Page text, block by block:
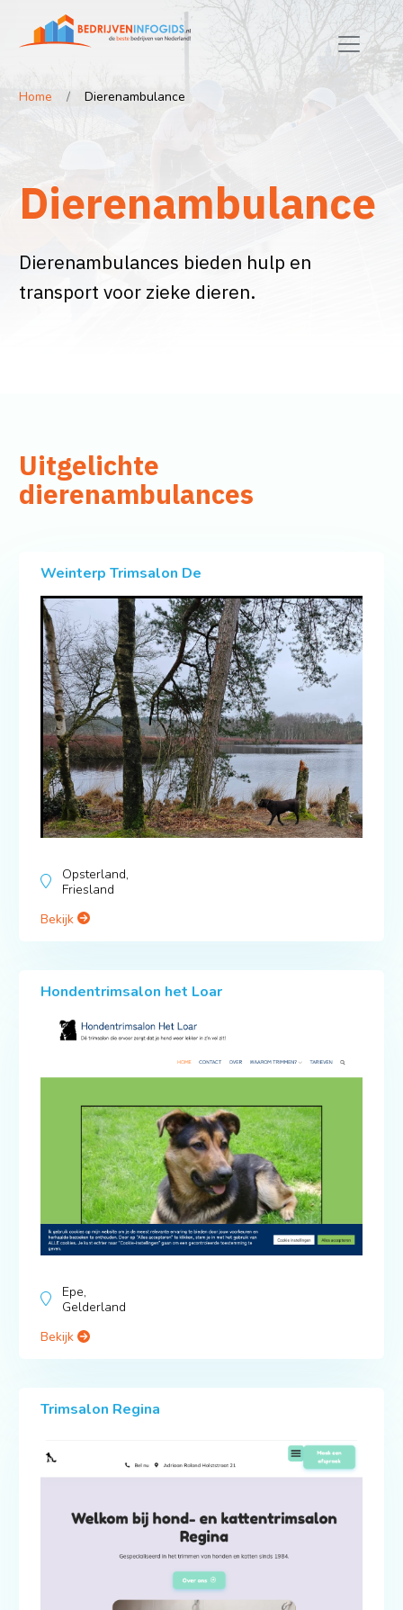
Home Dierenambulance
Dierenambulance
Dierenambulances bieden hulp en
transport voor zieke dieren.
Uitgelichte
dierenambulances
Weinterp Trimsalon De
Opsterland,
Friesland
Bekijk
Hondentrimsalon het Loar
Epe,
Gelderland
Bekijk
Trimsalon Regina